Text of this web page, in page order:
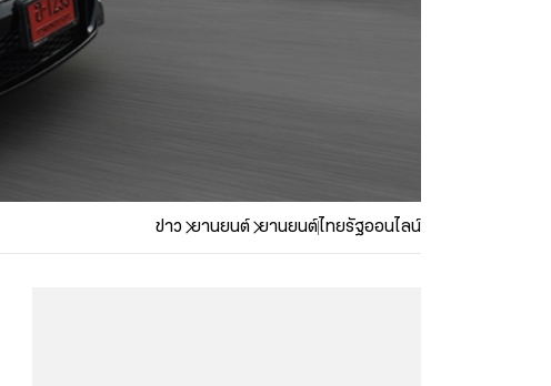
ข่าว ยานยนต์ ยานยนต์ไทยรัฐออนไลน์